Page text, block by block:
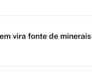
vira fonte de minerais